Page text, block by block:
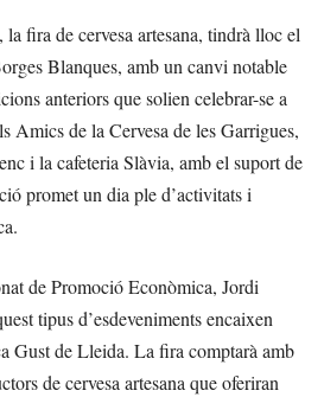
fira de cervesa artesana, tindrà lloc el
Blanques, amb un canvi notable
anteriors que solien celebrar-se a
Amics de la Cervesa de les Garrigues,
i la cafeteria Slàvia, amb el suport de
promet un dia ple d’activitats i
de Promoció Econòmica, Jordi
tipus d’esdeveniments encaixen
Gust de Lleida. La fira comptarà amb
de cervesa artesana que oferiran